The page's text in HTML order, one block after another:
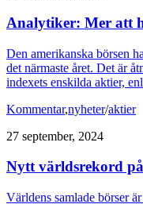
Analytiker: Mer att
Den amerikanska börsen
det närmaste året. Det är
indexets enskilda aktier,
Kommentar,nyheter/aktier
27 september, 2024
Nytt världsrekord
Världens samlade börser